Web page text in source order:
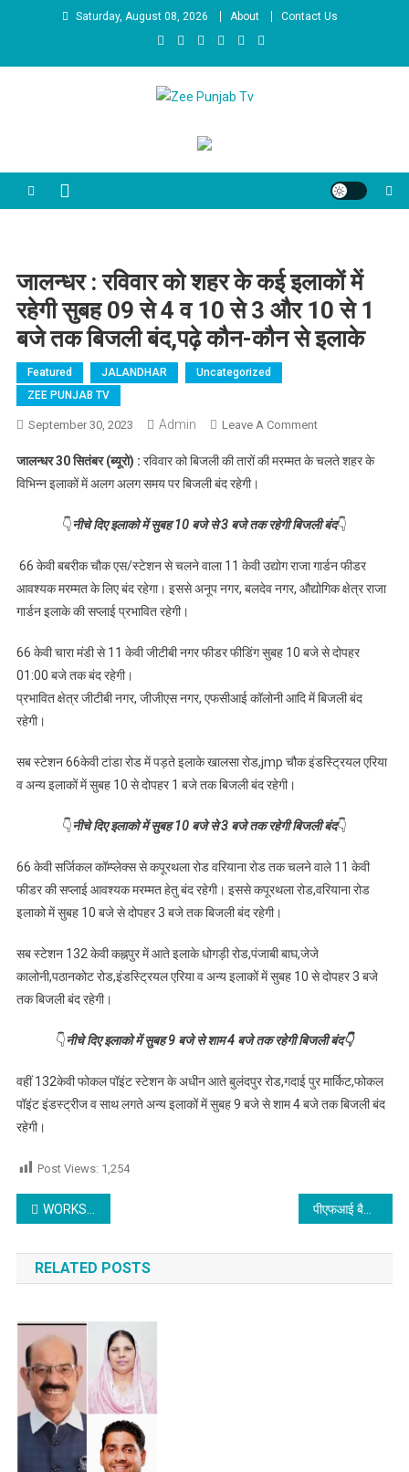
Skip to contentSaturday, August 08, 2026 About Contact Us
Zee Punjab Tv
जालन्धर : रविवार को शहर के कई इलाकों में
रहेगी सुबह 09 से 4 व 10 से 3 और 10 से 1
बजे तक बिजली बंद,पढ़े कौन-कौन से इलाके
Featured JALANDHAR
Uncategorized
ZEE PUNJAB TV
September 30, 2023 Admin Leave A CommentOn जालन्धर :
कई इलाकों में
10 से 1 बजे तक
कौन-कौन से
इलाके
जालन्धर 30 सितंबर (ब्यूरो) : रविवार को बिजली की तारों की मरम्मत के चलते शहर के
विभिन्न इलाकों में अलग अलग समय पर बिजली बंद रहेगी।
👇नीचे दिए इलाको में सुबह 10 बजे से 3 बजे तक रहेगी बिजली बंद👇
66 केवी बबरीक चौक एस/स्टेशन से चलने वाला 11 केवी उद्योग राजा गार्डन फीडर
आवश्यक मरम्मत के लिए बंद रहेगा। इससे अनूप नगर, बलदेव नगर, औद्योगिक क्षेत्र राजा
गार्डन इलाके की सप्लाई प्रभावित रहेगी।
66 केवी चारा मंडी से 11 केवी जीटीबी नगर फीडर फीडिंग सुबह 10 बजे से दोपहर
01:00 बजे तक बंद रहेगी।
प्रभावित क्षेत्र जीटीबी नगर, जीजीएस नगर, एफसीआई कॉलोनी आदि में बिजली बंद
रहेगी।
सब स्टेशन 66केवी टांडा रोड में पड़ते इलाके खालसा रोड,jmp चौक इंडस्ट्रियल एरिया
व अन्य इलाकों में सुबह 10 से दोपहर 1 बजे तक बिजली बंद रहेगी।
👇नीचे दिए इलाको में सुबह 10 बजे से 3 बजे तक रहेगी बिजली बंद👇
66 केवी सर्जिकल कॉम्प्लेक्स से कपूरथला रोड वरियाना रोड तक चलने वाले 11 केवी
फीडर की सप्लाई आवश्यक मरम्मत हेतु बंद रहेगी। इससे कपूरथला रोड,वरियाना रोड
इलाको में सुबह 10 बजे से दोपहर 3 बजे तक बिजली बंद रहेगी।
सब स्टेशन 132 केवी कह्नपुर में आते इलाके धोगड़ी रोड,पंजाबी बाघ,जेजे
कालोनी,पठानकोट रोड,इंडस्ट्रियल एरिया व अन्य इलाकों में सुबह 10 से दोपहर 3 बजे
तक बिजली बंद रहेगी।
👇नीचे दिए इलाको में सुबह 9 बजे से शाम 4 बजे तक रहेगी बिजली बंद👇
वहीं 132केवी फोकल पॉइंट स्टेशन के अधीन आते बुलंदपुर रोड,गदाई पुर मार्किट,फोकल
पॉइंट इंडस्ट्रीज व साथ लगते अन्य इलाकों में सुबह 9 बजे से शाम 4 बजे तक बिजली बंद
रहेगी।
Post Views: 1,254
Post navigation
WORKSHOP ON ‘WORLD HEART DAY’ AT INNOCENT HEARTS GROUP OF INSTITUTIONS, LOHARAN
RELATED POSTS